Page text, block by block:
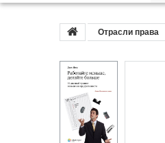
Отрасли права